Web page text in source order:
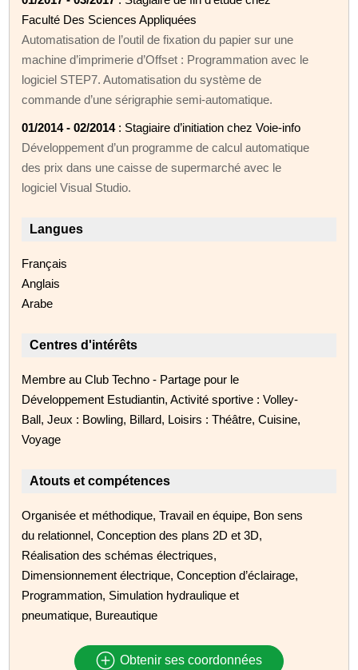
Faculté Des Sciences Appliquées
Automatisation de l’outil de fixation du papier sur une
machine d’imprimerie d’Offset : Programmation avec le
logiciel STEP7. Automatisation du système de
commande d’une sérigraphie semi-automatique.
01/2014 - 02/2014: Stagiaire d’initiation chez Voie-info
Développement d’un programme de calcul automatique
des prix dans une caisse de supermarché avec le
logiciel Visual Studio.
Langues
Français
Anglais
Arabe
Centres d'intérêts
Membre au Club Techno - Partage pour le
Développement Estudiantin, Activité sportive : Volley-
Ball, Jeux : Bowling, Billard, Loisirs : Théâtre, Cuisine,
Voyage
Atouts et compétences
Organisée et méthodique, Travail en équipe, Bon sens
du relationnel, Conception des plans 2D et 3D,
Réalisation des schémas électriques,
Dimensionnement électrique, Conception d’éclairage,
Programmation, Simulation hydraulique et
pneumatique, Bureautique
Obtenir ses coordonnées